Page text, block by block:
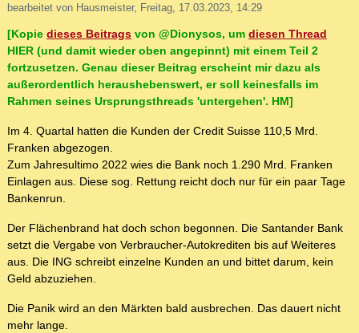
bearbeitet von Hausmeister, Freitag, 17.03.2023, 14:29
[Kopie dieses Beitrags von @Dionysos, um diesen Thread
HIER (und damit wieder oben angepinnt) mit einem Teil 2
fortzusetzen. Genau dieser Beitrag erscheint mir dazu als
außerordentlich heraushebenswert, er soll keinesfalls im
Rahmen seines Ursprungsthreads 'untergehen'. HM]
Im 4. Quartal hatten die Kunden der Credit Suisse 110,5 Mrd.
Franken abgezogen.
Zum Jahresultimo 2022 wies die Bank noch 1.290 Mrd. Franken
Einlagen aus. Diese sog. Rettung reicht doch nur für ein paar Tage
Bankenrun.
Der Flächenbrand hat doch schon begonnen. Die Santander Bank
setzt die Vergabe von Verbraucher-Autokrediten bis auf Weiteres
aus. Die ING schreibt einzelne Kunden an und bittet darum, kein
Geld abzuziehen.
Die Panik wird an den Märkten bald ausbrechen. Das dauert nicht
mehr lange.